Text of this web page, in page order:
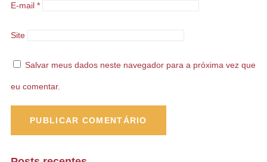
E-mail *
Site
Salvar meus dados neste navegador para a próxima vez que
eu comentar.